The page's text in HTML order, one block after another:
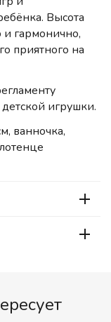
Высота
гармонично,
приятного на
игрушки.
ванночка,